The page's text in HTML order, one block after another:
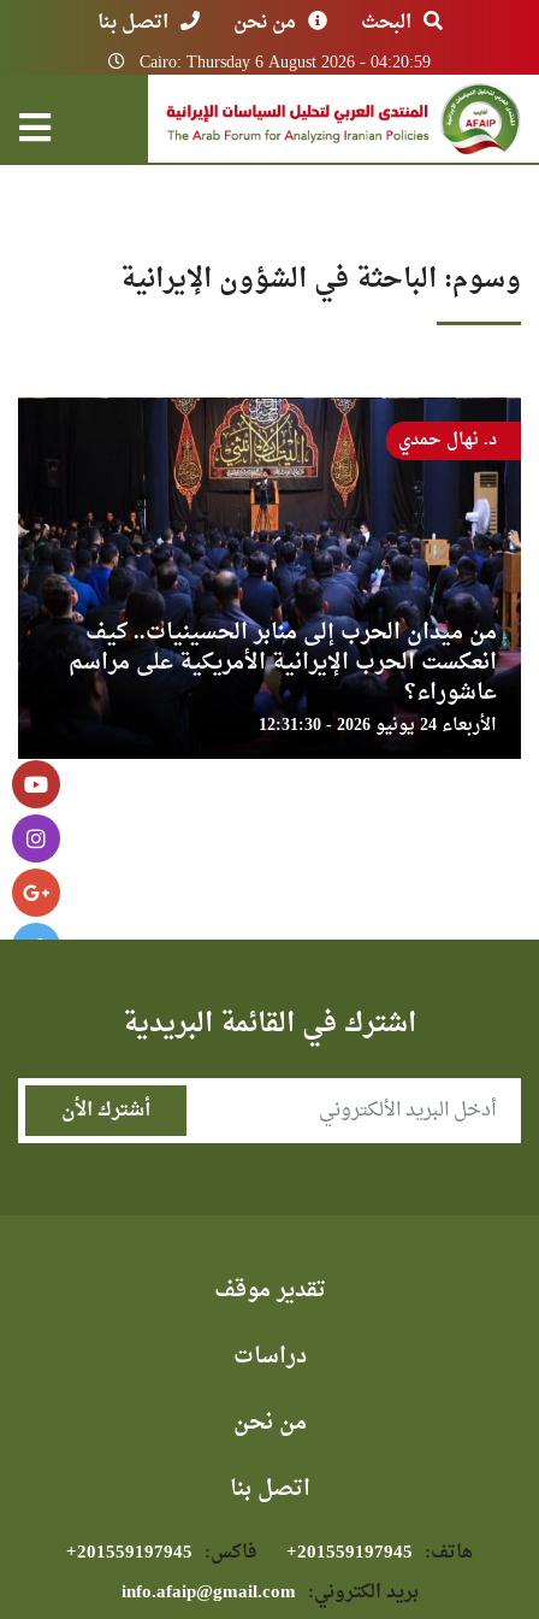
البحث من نحن اتصل بنا
Cairo: Thursday 6 August 2026 - 04:20:59
وسوم: الباحثة في الشؤون الإيرانية
من ميدان الحرب إلى منابر الحسينيات.. كيف
انعكست الحرب الإيرانية الأمريكية على مراسم
عاشوراء؟
الأربعاء 24 يونيو 2026 - 12:31:30
د. نهال حمدي
اشترك في القائمة البريدية
تقدير موقف
دراسات
من نحن
اتصل بنا
هاتف: فاكس:
بريد الكتروني: info.afaip@gmail.com